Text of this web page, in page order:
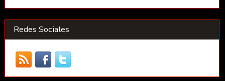
Redes Sociales